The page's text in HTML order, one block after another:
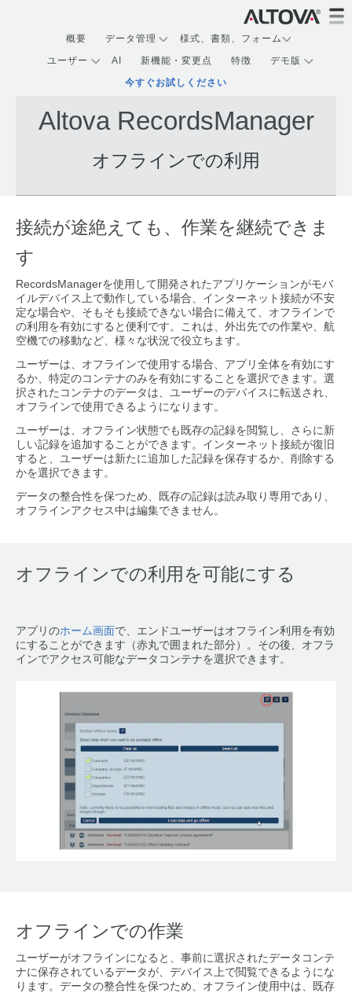
概要 データ管理
様式、書類、フォーム
ユーザー
AI 新機能・変更点 特徴
デモ版
今すぐお試しください
Altova RecordsManager
オフラインでの利用
接続が途絶えても、作業を継続できま
す
RecordsManagerを使用して開発されたアプリケーションがモバ
イルデバイス上で動作している場合、インターネット接続が不安
定な場合や、そもそも接続できない場合に備えて、オフラインで
の利用を有効にすると便利です。これは、外出先での作業や、航
空機での移動など、様々な状況で役立ちます。
ユーザーは、オフラインで使用する場合、アプリ全体を有効にす
るか、特定のコンテナのみを有効にすることを選択できます。選
択されたコンテナのデータは、ユーザーのデバイスに転送され、
オフラインで使用できるようになります。
ユーザーは、オフライン状態でも既存の記録を閲覧し、さらに新
しい記録を追加することができます。インターネット接続が復旧
すると、ユーザーは新たに追加した記録を保存するか、削除する
かを選択できます。
データの整合性を保つため、既存の記録は読み取り専用であり、
オフラインアクセス中は編集できません。
オフラインでの利用を可能にする
アプリのホーム画面で、エンドユーザーはオフライン利用を有効
にすることができます（赤丸で囲まれた部分）。その後、オフラ
インでアクセス可能なデータコンテナを選択できます。
オフラインでの作業
ユーザーがオフラインになると、事前に選択されたデータコンテ
ナに保存されているデータが、デバイス上で閲覧できるようにな
ります。データの整合性を保つため、オフライン使用中は、既存